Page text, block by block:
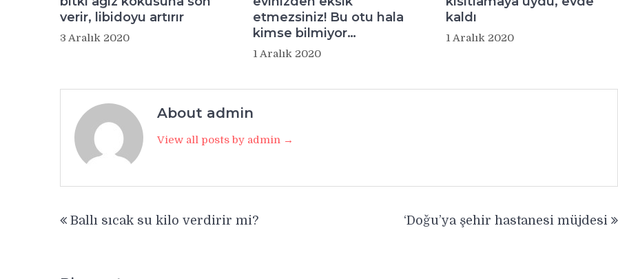
verir, libidoyu artırır
3 Aralık 2020
etmezsiniz! Bu otu hala
kimse bilmiyor…
1 Aralık 2020
kaldı
1 Aralık 2020
About admin
View all posts by admin →
gezinmesi
Ballı sıcak su kilo verdirir mi? ‘Doğu’ya şehir hastanesi müjdesi